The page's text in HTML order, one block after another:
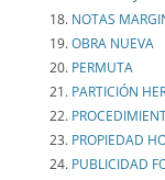
NOTAS
OBRA NUEVA
PERMUTA
PARTICIÓN
PROPIEDAD
PUBLICIDAD